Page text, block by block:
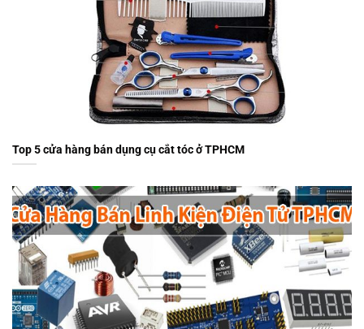
Top 5 cửa hàng bán dụng cụ cắt tóc ở TPHCM